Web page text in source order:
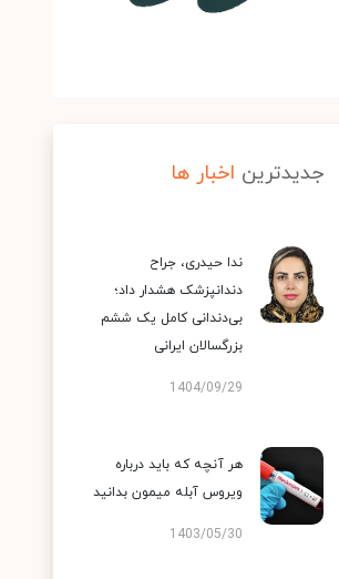
جدیدترین اخبار ها
ندا حیدری، جراح
دندانپزشک هشدار داد؛
بی‌دندانی کامل یک ششم
بزرگسالان ایرانی
1404/09/29
هر آنچه که باید درباره
ویروس آبله میمون بدانید
1403/05/30